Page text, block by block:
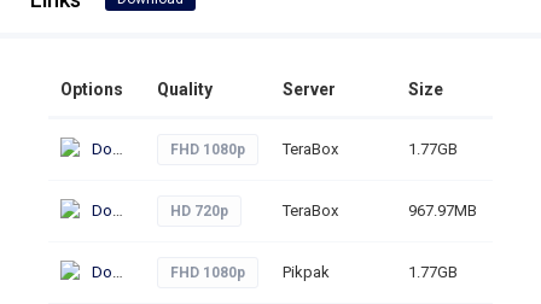
Options Quality Server Size
Download FHD 1080p TeraBox 1.77GB
Download HD 720p TeraBox 967.97MB
Download FHD 1080p Pikpak 1.77GB